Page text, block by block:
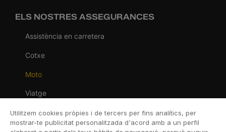
ELS NOSTRES ASSEGURANCES
Assistència en carretera
Cotxe
Moto
Viatge
Llar
Utilitzem cookies pròpies i de tercers per fins analítics, per
mostrar-te publicitat personalitzada d'acord amb a un perfil